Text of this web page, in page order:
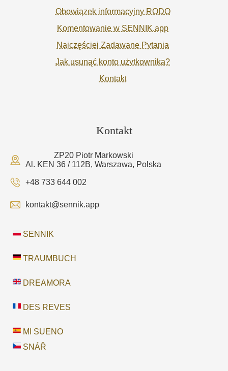
Obowiązek informacyjny RODO
Komentowanie w SENNIK.app
Najczęściej Zadawane Pytania
Jak usunąć konto użytkownika?
Kontakt
Kontakt
ZP20 Piotr Markowski
Al. KEN 36 / 112B, Warszawa, Polska
+48 733 644 002
kontakt@sennik.app
SENNIK
TRAUMBUCH
DREAMORA
DES REVES
MI SUENO
SNÁŘ